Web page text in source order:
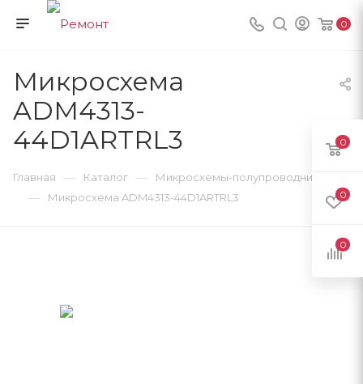
0
Микросхема
ADM4313-
44D1ARTRL3
Главная — Каталог — Микросхемы-полупроводники
— Микросхема ADM4313-44D1ARTRL3
0
0
0